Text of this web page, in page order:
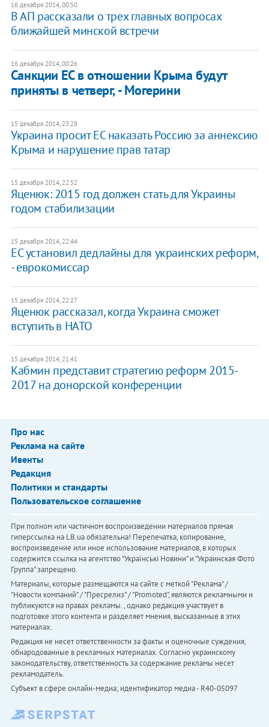
16 декабря 2014, 00:50
В АП рассказали о трех главных вопросах
ближайшей минской встречи
16 декабря 2014, 00:26
Санкции ЕС в отношении Крыма будут
приняты в четверг, - Могерини
15 декабря 2014, 23:28
Украина просит ЕС наказать Россию за аннексию
Крыма и нарушение прав татар
15 декабря 2014, 22:52
Яценюк: 2015 год должен стать для Украины
годом стабилизации
15 декабря 2014, 22:44
ЕС установил дедлайны для украинских реформ,
- еврокомиссар
15 декабря 2014, 22:27
Яценюк рассказал, когда Украина сможет
вступить в НАТО
15 декабря 2014, 21:41
Кабмин представит стратегию реформ 2015-
2017 на донорской конференции
Про нас
Реклама на сайте
Ивенты
Редакция
Политики и стандарты
Пользовательское соглашение
При полном или частичном воспроизведении материалов прямая
гиперссылка на LB.ua обязательна! Перепечатка, копирование,
воспроизведение или иное использование материалов, в которых
содержится ссылка на агентство "Українськi Новини" и "Украинская Фото
Группа" запрещено.
Материалы, которые размещаются на сайте с меткой "Реклама" /
"Новости компаний" / "Пресрелиз" / "Promoted", являются рекламными и
публикуются на правах рекламы. , однако редакция участвует в
подготовке этого контента и разделяет мнения, высказанные в этих
материалах.
Редакция не несет ответственности за факты и оценочные суждения,
обнародованные в рекламных материалах. Согласно украинскому
законодательству, ответственность за содержание рекламы несет
рекламодатель.
Субъект в сфере онлайн-медиа; идентификатор медиа - R40-05097